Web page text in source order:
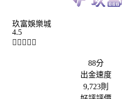
玖富娛樂城
4.5
    
88分
出金速度
9,723則